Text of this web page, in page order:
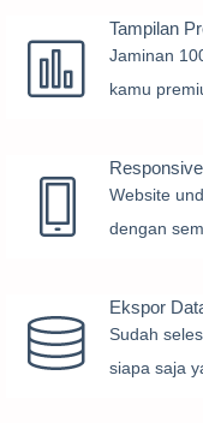
Tampilan
Jaminan
kamu
Responsive
Website
dengan
Ekspor
Sudah
siapa saja